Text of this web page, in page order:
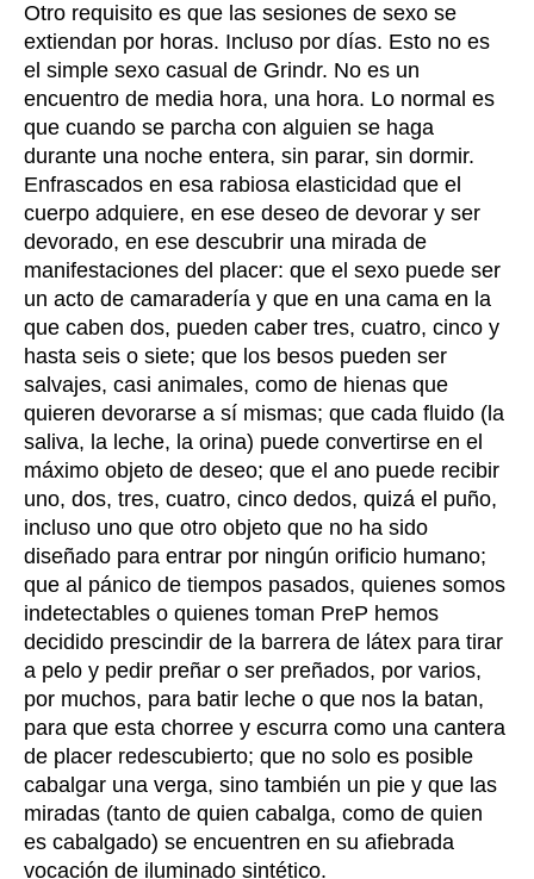
Otro requisito es que las sesiones de sexo se
extiendan por horas. Incluso por días. Esto no es
el simple sexo casual de Grindr. No es un
encuentro de media hora, una hora. Lo normal es
que cuando se parcha con alguien se haga
durante una noche entera, sin parar, sin dormir.
Enfrascados en esa rabiosa elasticidad que el
cuerpo adquiere, en ese deseo de devorar y ser
devorado, en ese descubrir una mirada de
manifestaciones del placer: que el sexo puede ser
un acto de camaradería y que en una cama en la
que caben dos, pueden caber tres, cuatro, cinco y
hasta seis o siete; que los besos pueden ser
salvajes, casi animales, como de hienas que
quieren devorarse a sí mismas; que cada fluido (la
saliva, la leche, la orina) puede convertirse en el
máximo objeto de deseo; que el ano puede recibir
uno, dos, tres, cuatro, cinco dedos, quizá el puño,
incluso uno que otro objeto que no ha sido
diseñado para entrar por ningún orificio humano;
que al pánico de tiempos pasados, quienes somos
indetectables o quienes toman PreP hemos
decidido prescindir de la barrera de látex para tirar
a pelo y pedir preñar o ser preñados, por varios,
por muchos, para batir leche o que nos la batan,
para que esta chorree y escurra como una cantera
de placer redescubierto; que no solo es posible
cabalgar una verga, sino también un pie y que las
miradas (tanto de quien cabalga, como de quien
es cabalgado) se encuentren en su afiebrada
vocación de iluminado sintético.